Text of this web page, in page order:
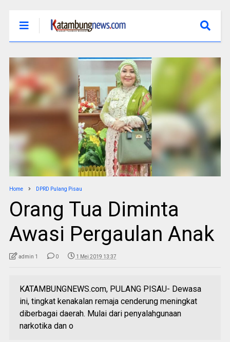
Home DPRD Pulang Pisau
Orang Tua Diminta
Awasi Pergaulan Anak
admin 1 0 1 Mei 2019 13:37
KATAMBUNGNEWS.com, PULANG PISAU- Dewasa
ini, tingkat kenakalan remaja cenderung meningkat
diberbagai daerah. Mulai dari penyalahgunaan
narkotika dan o